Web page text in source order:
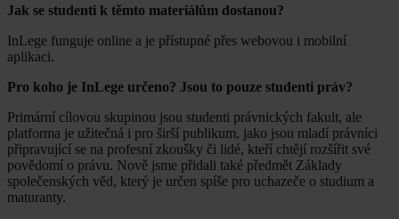
Jak se studenti k těmto materiálům dostanou?
InLege funguje online a je přístupné přes webovou i mobilní
aplikaci.
Pro koho je InLege určeno? Jsou to pouze studenti práv?
Primární cílovou skupinou jsou studenti právnických fakult, ale
platforma je užitečná i pro širší publikum, jako jsou mladí právníci
připravující se na profesní zkoušky či lidé, kteří chtějí rozšířit své
povědomí o právu. Nově jsme přidali také předmět Základy
společenských věd, který je určen spíše pro uchazeče o studium a
maturanty.